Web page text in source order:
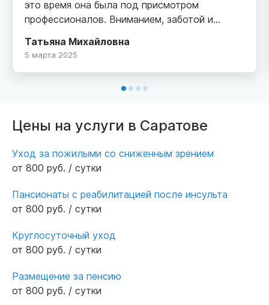
это время она была под присмотром
профессионалов. Вниманием, заботой и
сполна. Посещения разрешены в любое время
и всегда тебе рады! В любое время можно
Хочу выразить огромную благодарность
сестре Вере Алексеевне и всему коллективу
пансионата, которые не просто отлично
выполняют свою работу, но и дают душевную
теплоту всем жильцам пансионата. Спасибо
благополучия!
Татьяна Михайловна
5 марта 2025
Цены на услуги в Саратове
Уход за пожилыми со сниженным зрением
от 800 руб. / сутки
Пансионаты с реабилитацией после инсульта
от 800 руб. / сутки
Круглосуточный уход
от 800 руб. / сутки
Размещение за пенсию
от 800 руб. / сутки